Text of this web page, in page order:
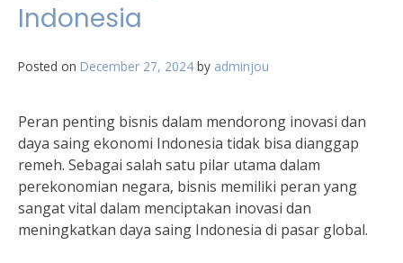
Indonesia
Posted on December 27, 2024 by adminjou
Peran penting bisnis dalam mendorong inovasi dan
daya saing ekonomi Indonesia tidak bisa dianggap
remeh. Sebagai salah satu pilar utama dalam
perekonomian negara, bisnis memiliki peran yang
sangat vital dalam menciptakan inovasi dan
meningkatkan daya saing Indonesia di pasar global.